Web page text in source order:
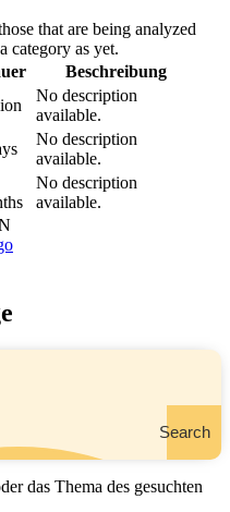
that are being analyzed
category as yet.
Beschreibung
No description
available.
No description
available.
No description
available.
Search
das Thema des gesuchten